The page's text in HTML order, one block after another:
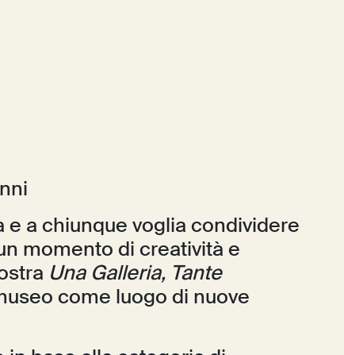
a chiunque voglia condividere
momento di creatività e
Una Galleria, Tante
come luogo di nuove